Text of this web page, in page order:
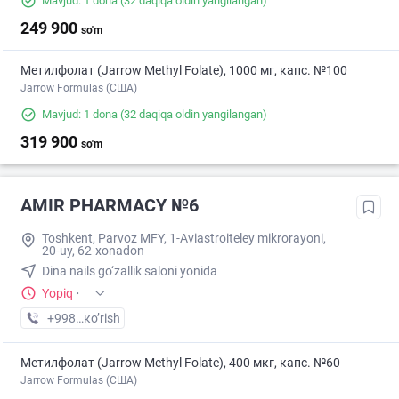
249 900 so'm
Метилфолат (Jarrow Methyl Folate), 1000 мг, капс. №100
Jarrow Formulas (США)
Mavjud: 1 dona (32 daqiqa oldin yangilangan)
319 900 so'm
AMIR PHARMACY №6
Toshkent, Parvoz MFY, 1-Aviastroiteley mikrorayoni,
20-uy, 62-xonadon
Dina nails go‘zallik saloni yonida
Yopiq ·
+998 (77) XXX-XX-XX
кo’rish
Метилфолат (Jarrow Methyl Folate), 400 мкг, капс. №60
Jarrow Formulas (США)